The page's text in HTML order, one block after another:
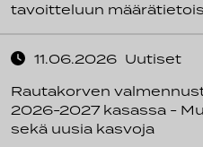
tavoitteluun
11.06.2026 Uutiset
Rautakorven
2026-2027 kasassa -
sekä uusia kasvoja